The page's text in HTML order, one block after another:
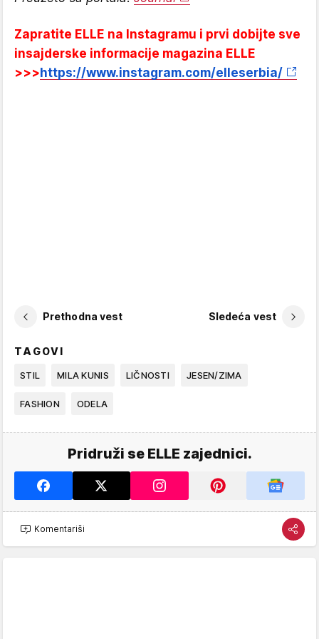
Zapratite ELLE na Instagramu i prvi dobijte sve
insajderske informacije magazina ELLE
>>>https://www.instagram.com/elleserbia/
Prethodna vest Sledeća vest
TAGOVI
STIL MILA KUNIS LIČNOSTI JESEN/ZIMA
FASHION ODELA
Pridruži se ELLE zajednici.
Komentariši